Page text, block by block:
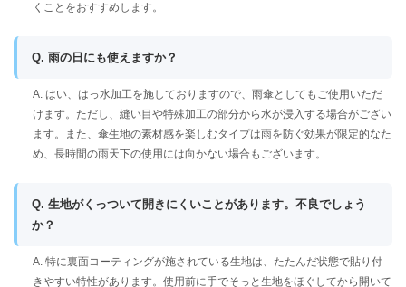
くことをおすすめします。
Q. 雨の日にも使えますか？
A. はい、はっ水加工を施しておりますので、雨傘としてもご使用いただ
けます。ただし、縫い目や特殊加工の部分から水が浸入する場合がござい
ます。また、傘生地の素材感を楽しむタイプは雨を防ぐ効果が限定的なた
め、長時間の雨天下の使用には向かない場合もございます。
Q. 生地がくっついて開きにくいことがあります。不良でしょう
か？
A. 特に裏面コーティングが施されている生地は、たたんだ状態で貼り付
きやすい特性があります。使用前に手でそっと生地をほぐしてから開いて